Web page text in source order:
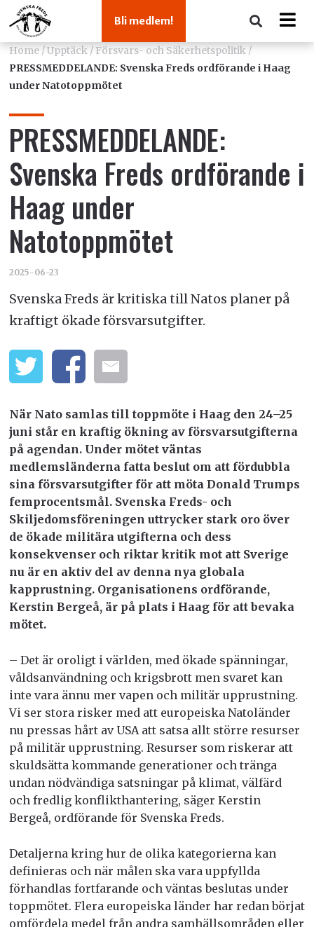
Bli medlem!
Home/Upptäck/Försvars- och Säkerhetspolitik/
PRESSMEDDELANDE: Svenska Freds ordförande i Haag
under Natotoppmötet
PRESSMEDDELANDE:
Svenska Freds ordförande i
Haag under
Natotoppmötet
2025-06-23
Svenska Freds är kritiska till Natos planer på
kraftigt ökade försvarsutgifter.
När Nato samlas till toppmöte i Haag den 24–25
juni står en kraftig ökning av försvarsutgifterna
på agendan. Under mötet väntas
medlemsländerna fatta beslut om att fördubbla
sina försvarsutgifter för att möta Donald Trumps
femprocentsmål. Svenska Freds- och
Skiljedomsföreningen uttrycker stark oro över
de ökade militära utgifterna och dess
konsekvenser och riktar kritik mot att Sverige
nu är en aktiv del av denna nya globala
kapprustning. Organisationens ordförande,
Kerstin Bergeå, är på plats i Haag för att bevaka
mötet.
– Det är oroligt i världen, med ökade spänningar,
våldsanvändning och krigsbrott men svaret kan
inte vara ännu mer vapen och militär upprustning.
Vi ser stora risker med att europeiska Natoländer
nu pressas hårt av USA att satsa allt större resurser
på militär upprustning. Resurser som riskerar att
skuldsätta kommande generationer och tränga
undan nödvändiga satsningar på klimat, välfärd
och fredlig konflikthantering, säger Kerstin
Bergeå, ordförande för Svenska Freds.
Detaljerna kring hur de olika kategorierna kan
definieras och när målen ska vara uppfyllda
förhandlas fortfarande och väntas beslutas under
toppmötet. Flera europeiska länder har redan börjat
omfördela medel från andra samhällsområden eller